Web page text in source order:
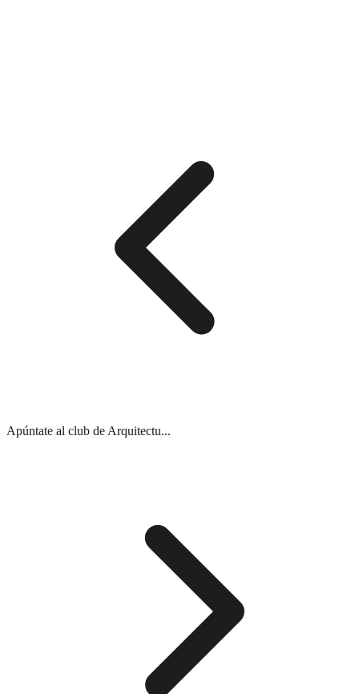
Apúntate al club de Arquitectu...